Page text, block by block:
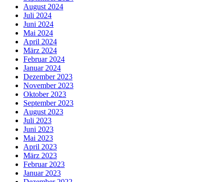
August 2024
Juli 2024
Juni 2024
Mai 2024
April 2024
März 2024
Februar 2024
Januar 2024
Dezember 2023
November 2023
Oktober 2023
September 2023
August 2023
Juli 2023
Juni 2023
Mai 2023
April 2023
März 2023
Februar 2023
Januar 2023